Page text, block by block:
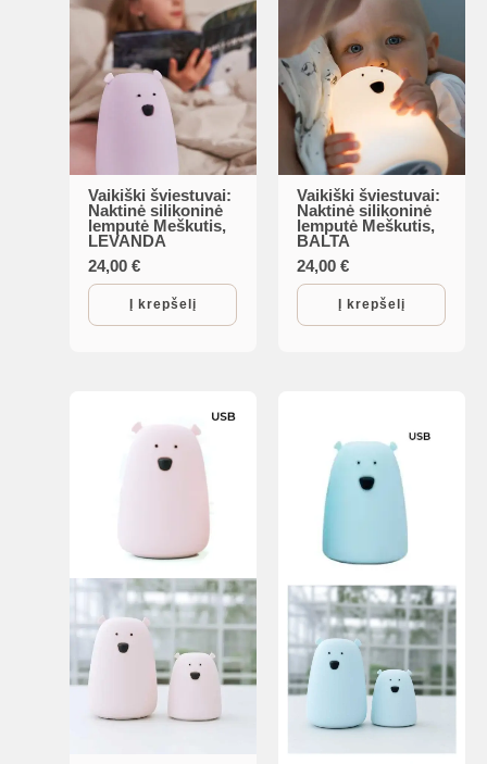
Vaikiški šviestuvai:
Naktinė silikoninė
lemputė Meškutis,
LEVANDA
24,00€
Į krepšelį
Vaikiški šviestuvai:
Naktinė silikoninė
lemputė Meškutis,
BALTA
24,00€
Į krepšelį